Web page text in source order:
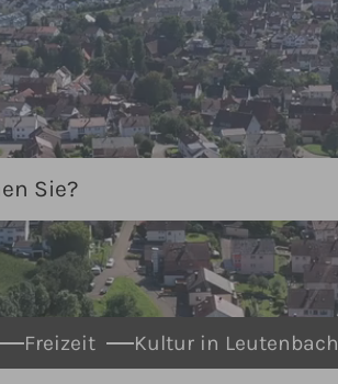
Freizeit Kultur in Leutenbach